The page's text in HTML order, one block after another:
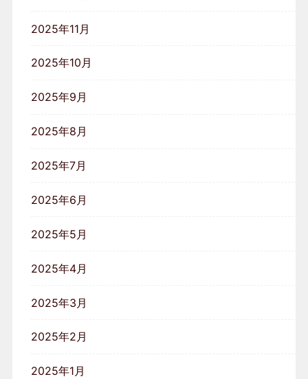
2025年11月
2025年10月
2025年9月
2025年8月
2025年7月
2025年6月
2025年5月
2025年4月
2025年3月
2025年2月
2025年1月